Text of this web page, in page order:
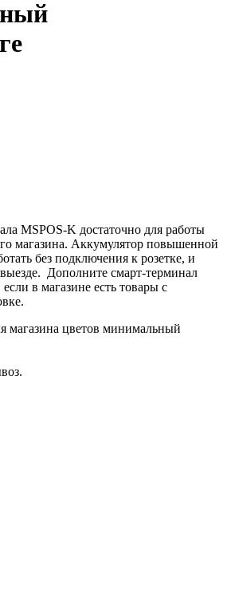
MSPOS-K достаточно для работы
магазина. Аккумулятор повышенной
без подключения к розетке, и
Дополните смарт-терминал
в магазине есть товары с
магазина цветов минимальный